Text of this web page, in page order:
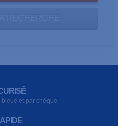
et par chèque